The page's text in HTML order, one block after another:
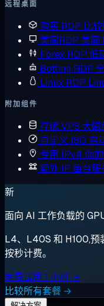
远程桌面
购买 RDP 比
美国RDP 美国
Forex RDP 低
Botting RDP
Linux RDP
附加组件
存储 VPS 大磁
自定义 ISO 启
专用 IPv4 你
额外 IP 每台
新
面向 AI 工作负载的
L4、L40S 和 H100,预
按秒计费。
免费试用 1 小时 →
比较所有套餐 →